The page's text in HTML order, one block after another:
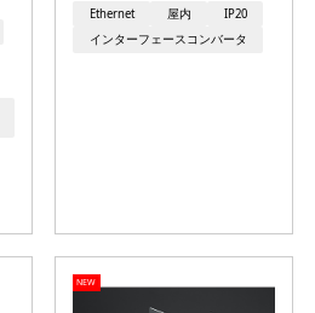
Ethernet 屋内
IP20
インターフェースコンバータ
NEW